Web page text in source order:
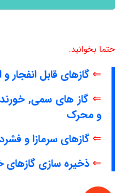
حتما بخوانید:
⇐ گازهای قابل انفجار
⇐ گاز های سمی,
و محرک
⇐ گازهای سرمازا و
⇐ ذخیره سازی گازهای